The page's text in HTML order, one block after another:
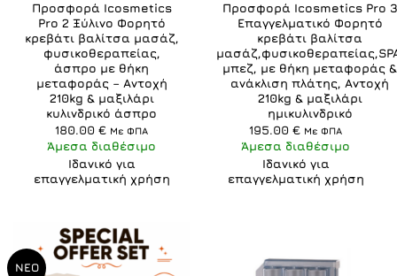
Προσφορά Icosmetics
Pro 2 Ξύλινο Φορητό
κρεβάτι βαλίτσα μασάζ,
φυσικοθεραπείας,
άσπρο με θήκη
μεταφοράς – Αντοχή
210kg & μαξιλάρι
κυλινδρικό άσπρο
180.00 € Με ΦΠΑ
Άμεσα διαθέσιμο
Ιδανικό για
επαγγελματική χρήση
Προσφορά Icosmetics Pro 3
Επαγγελματικό Φορητό
κρεβάτι βαλίτσα
μπεζ, με θήκη μεταφοράς &
ανάκλιση πλάτης, Αντοχή
210kg & μαξιλάρι
ημικυλινδρικό
195.00 € Με ΦΠΑ
Άμεσα διαθέσιμο
Ιδανικό για
επαγγελματική χρήση
ΝΕΟ